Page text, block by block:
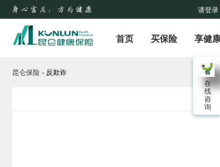
请登录
首页 买保险 享健
在
线
咨
询
昆仑保险 - 反欺诈
反